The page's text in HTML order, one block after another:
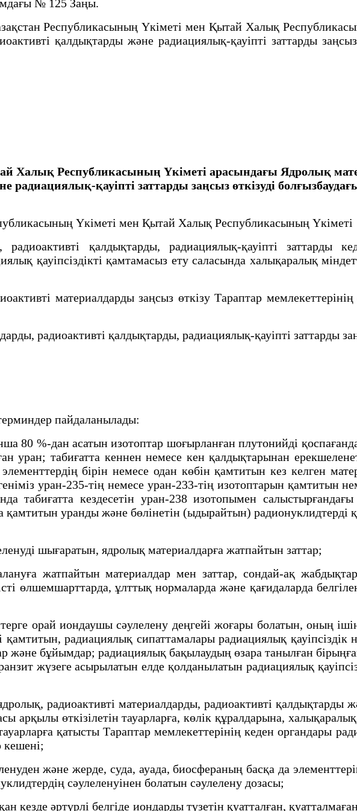
№ 125 Заңы.
Республикасының Үкіметі мен Қытай Халық
қалдықтарды және радиациялық-қауіпті заттарды
Халық Республикасының Үкіметі арасындағы Ядролық
қауіпті заттарды заңсыз өткізуді
Үкіметі мен Қытай Халық Республикасының Үкіметі
қалдықтарды, радиациялық-қауіпті заттарды
қауіпсіздікті қамтамасыз ету саласында халықаралық
материалдарды заңсыз өткізу Тараптар мемлекеттерінің
радиоактивті қалдықтарды, радиациялық-қауіпті заттарды
пайдаланылады:
%-дан асатын изотоптар шоғырланған плутонийді
уран; табиғатта кеннен немесе кен қалдықтарынан
бірін немесе одан көбін қамтитын кез келген
уран-235-тің немесе уран-233-тің изотоптарын қамтитын
табиғатта кездесетін уран-238 изотопымен
қамтитын уранды және бөлінетін (ыдырайтын)
шығаратын, ядролық материалдарға жатпайтын заттар;
жатпайтын материалдар мен заттар, сондай-ақ
өлшемшарттарда, ұлттық нормаларда және қағидаларда
орай иондаушы сәулелену деңгейі жоғары болатын, оның
қамтитын, радиациялық сипаттамалары радиациялық
және бұйымдар; радиациялық бақылаудың өзара танылған
жүзеге асырылатын елде қолданылатын радиациялық
радиоактивті материалдарды, радиоактивті қалдықтарды
арқылы өткізілетін тауарларға, көлік құралдарына,
қатысты Тараптар мемлекеттерінің кеден органдары
кешені;
және жерде, суда, ауада, биосфераның басқа да
сәулеленуінен болатын сәулелену дозасы;
әртүрлі белгіде иондарды түзетін қуатталған,